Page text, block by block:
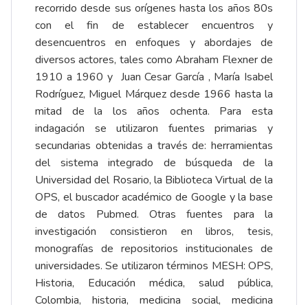
recorrido desde sus orígenes hasta los años 80s
con el fin de establecer encuentros y
desencuentros en enfoques y abordajes de
diversos actores, tales como Abraham Flexner de
1910 a 1960 y Juan Cesar García , María Isabel
Rodríguez, Miguel Márquez desde 1966 hasta la
mitad de la los años ochenta. Para esta
indagación se utilizaron fuentes primarias y
secundarias obtenidas a través de: herramientas
del sistema integrado de búsqueda de la
Universidad del Rosario, la Biblioteca Virtual de la
OPS, el buscador académico de Google y la base
de datos Pubmed. Otras fuentes para la
investigación consistieron en libros, tesis,
monografías de repositorios institucionales de
universidades. Se utilizaron términos MESH: OPS,
Historia, Educación médica, salud pública,
Colombia, historia, medicina social, medicina